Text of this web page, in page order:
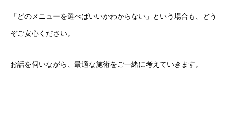
「どのメニューを選べばいいかわからない」という場合も、どう
ぞご安心ください。
お話を伺いながら、最適な施術をご一緒に考えていきます。